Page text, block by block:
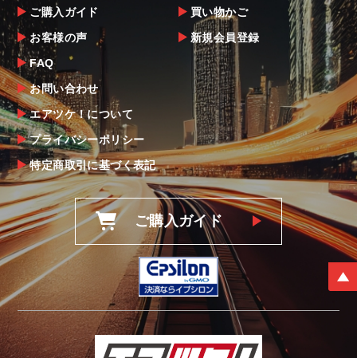
ご購入ガイド
お客様の声
FAQ
お問い合わせ
エアツケ！について
プライバシーポリシー
特定商取引に基づく表記
買い物かご
新規会員登録
ご購入ガイド